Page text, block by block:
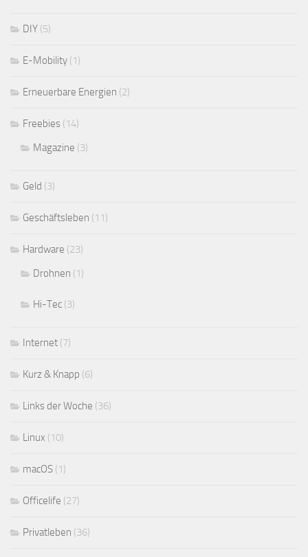
DIY (5)
E-Mobility (1)
Erneuerbare Energien (2)
Freebies (14)
Magazine (3)
Geld (3)
Geschäftsleben (11)
Hardware (23)
Drohnen (1)
Hi-Tec (3)
Internet (7)
Kurz & Knapp (6)
Links der Woche (36)
Linux (10)
macOS (1)
Officelife (27)
Privatleben (36)